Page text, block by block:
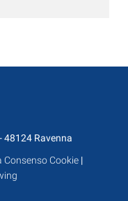
48124 Ravenna
Consenso Cookie |